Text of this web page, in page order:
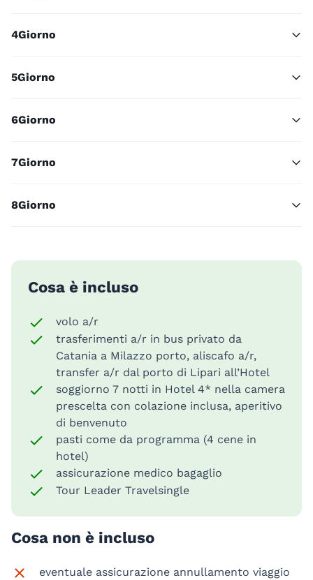
4Giorno
5Giorno
6Giorno
7Giorno
8Giorno
Cosa è incluso
volo a/r
trasferimenti a/r in bus privato da
Catania a Milazzo porto, aliscafo a/r,
transfer a/r dal porto di Lipari all’Hotel
soggiorno 7 notti in Hotel 4* nella camera
prescelta con colazione inclusa, aperitivo
di benvenuto
pasti come da programma (4 cene in
hotel)
assicurazione medico bagaglio
Tour Leader Travelsingle
Cosa non è incluso
eventuale assicurazione annullamento viaggio